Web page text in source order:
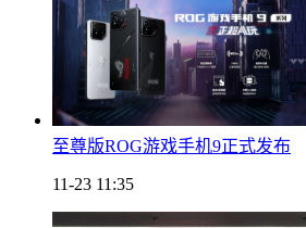
至尊版ROG游戏手机9正式发布
11-23 11:35